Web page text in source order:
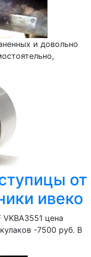
и довольно
от
ивеко
цена
-7500 руб. В